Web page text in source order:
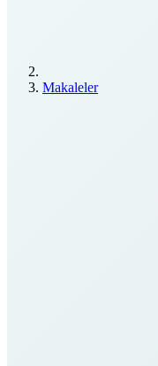
Makaleler